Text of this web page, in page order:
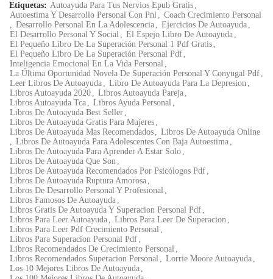
Etiquetas: Autoayuda Para Tus Nervios Epub Gratis ,
Autoestima Y Desarrollo Personal Con Pnl , Coach Crecimiento Personal
, Desarrollo Personal En La Adolescencia , Ejercicios De Autoayuda ,
El Desarrollo Personal Y Social , El Espejo Libro De Autoayuda ,
El Pequeño Libro De La Superación Personal 1 Pdf Gratis ,
El Pequeño Libro De La Superación Personal Pdf ,
Inteligencia Emocional En La Vida Personal ,
La Última Oportunidad Novela De Superación Personal Y Conyugal Pdf ,
Leer Libros De Autoayuda , Libro De Autoayuda Para La Depresion ,
Libros Autoayuda 2020 , Libros Autoayuda Pareja ,
Libros Autoayuda Tca , Libros Ayuda Personal ,
Libros De Autoayuda Best Seller ,
Libros De Autoayuda Gratis Para Mujeres ,
Libros De Autoayuda Mas Recomendados , Libros De Autoayuda Online
, Libros De Autoayuda Para Adolescentes Con Baja Autoestima ,
Libros De Autoayuda Para Aprender A Estar Solo ,
Libros De Autoayuda Que Son ,
Libros De Autoayuda Recomendados Por Psicólogos Pdf ,
Libros De Autoayuda Ruptura Amorosa ,
Libros De Desarrollo Personal Y Profesional ,
Libros Famosos De Autoayuda ,
Libros Gratis De Autoayuda Y Superacion Personal Pdf ,
Libros Para Leer Autoayuda , Libros Para Leer De Superacion ,
Libros Para Leer Pdf Crecimiento Personal ,
Libros Para Superacion Personal Pdf ,
Libros Recomendados De Crecimiento Personal ,
Libros Recomendados Superacion Personal , Lorrie Moore Autoayuda ,
Los 10 Mejores Libros De Autoayuda ,